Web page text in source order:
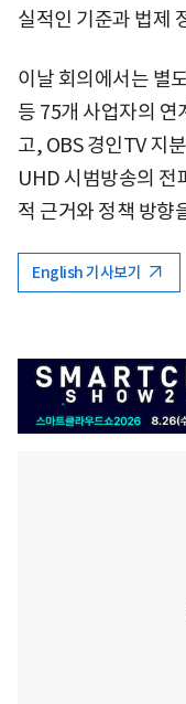
실적인 기준과 법제
이날 회의에서는 별
등 75개 사업자의 연
고, OBS 경인TV 지
UHD 시범방송의 전
적 근거와 정책 방향
English 기사보기